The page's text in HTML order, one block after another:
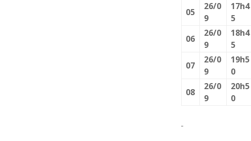
05
26/0
9
17h4
5
06
26/0
9
18h4
5
07
26/0
9
19h5
0
08
26/0
9
20h5
0